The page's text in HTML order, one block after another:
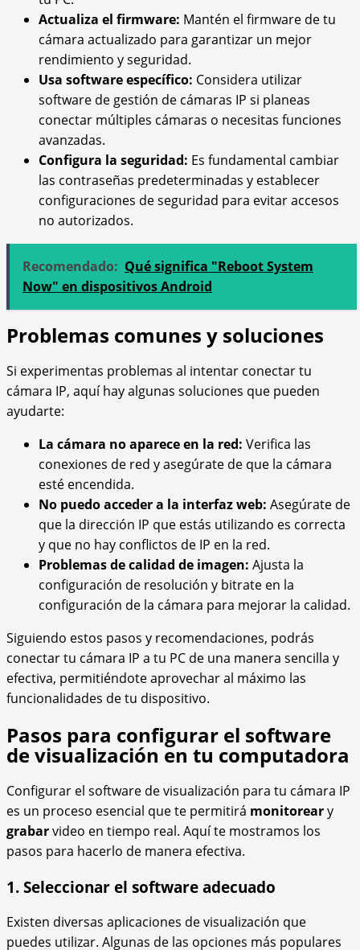
Actualiza el firmware: Mantén el firmware de tu
cámara actualizado para garantizar un mejor
rendimiento y seguridad.
Usa software específico: Considera utilizar
software de gestión de cámaras IP si planeas
conectar múltiples cámaras o necesitas funciones
avanzadas.
Configura la seguridad: Es fundamental cambiar
las contraseñas predeterminadas y establecer
configuraciones de seguridad para evitar accesos
no autorizados.
Recomendado: Qué significa "Reboot System
Now" en dispositivos Android
Problemas comunes y soluciones
Si experimentas problemas al intentar conectar tu
cámara IP, aquí hay algunas soluciones que pueden
ayudarte:
La cámara no aparece en la red: Verifica las
conexiones de red y asegúrate de que la cámara
esté encendida.
No puedo acceder a la interfaz web: Asegúrate de
que la dirección IP que estás utilizando es correcta
y que no hay conflictos de IP en la red.
Problemas de calidad de imagen: Ajusta la
configuración de resolución y bitrate en la
configuración de la cámara para mejorar la calidad.
Siguiendo estos pasos y recomendaciones, podrás
conectar tu cámara IP a tu PC de una manera sencilla y
efectiva, permitiéndote aprovechar al máximo las
funcionalidades de tu dispositivo.
Pasos para configurar el software
de visualización en tu computadora
Configurar el software de visualización para tu cámara IP
es un proceso esencial que te permitirá monitoreary
grabarvideo en tiempo real. Aquí te mostramos los
pasos para hacerlo de manera efectiva.
1. Seleccionar el software adecuado
Existen diversas aplicaciones de visualización que
puedes utilizar. Algunas de las opciones más populares